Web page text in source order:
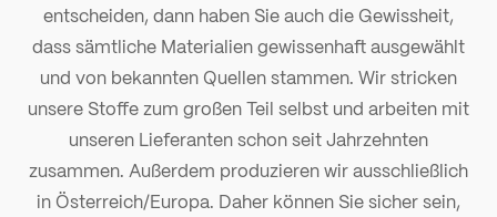
entscheiden, dann haben Sie auch die Gewissheit,
dass sämtliche Materialien gewissenhaft ausgewählt
und von bekannten Quellen stammen. Wir stricken
unsere Stoffe zum großen Teil selbst und arbeiten mit
unseren Lieferanten schon seit Jahrzehnten
zusammen. Außerdem produzieren wir ausschließlich
in Österreich/Europa. Daher können Sie sicher sein,